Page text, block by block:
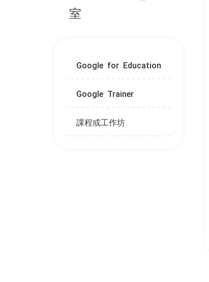
室
Google for Education
Google Trainer
課程或工作坊